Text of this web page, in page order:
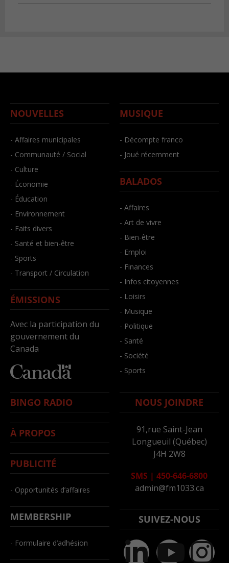
NOUVELLES
- Affaires municipales
- Communauté / Social
- Culture
- Économie
- Éducation
- Environnement
- Faits divers
- Santé et bien-être
- Sports
- Transport / Circulation
ÉMISSIONS
Avec la participation du
gouvernement du
Canada
MUSIQUE
- Décompte franco
- Joué récemment
BALADOS
- Affaires
- Art de vivre
- Bien-être
- Emploi
- Finances
- Infos citoyennes
- Loisirs
- Musique
- Politique
- Santé
- Société
- Sports
BINGO RADIO
À PROPOS
PUBLICITÉ
- Opportunités d’affaires
MEMBERSHIP
- Formulaire d’adhésion
NOUS JOINDRE
91,rue Saint-Jean
Longueuil (Québec)
J4H 2W8
SMS | 450-646-6800
admin@fm1033.ca
SUIVEZ-NOUS